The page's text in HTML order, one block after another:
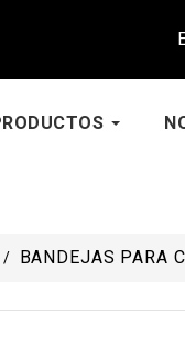
BANDEJAS PARA